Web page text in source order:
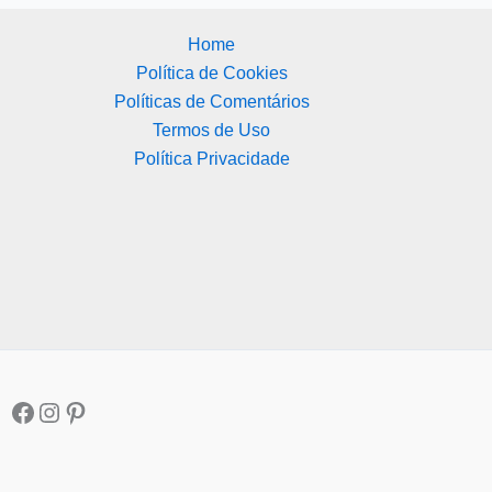
Home
Política de Cookies
Políticas de Comentários
Termos de Uso
Política Privacidade